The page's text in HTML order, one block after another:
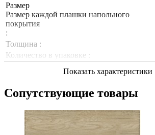
Размер
Размер каждой плашки напольного
покрытия
:
Толщина :
Количество в упаковке :
Показать характеристики
Сопутствующие товары